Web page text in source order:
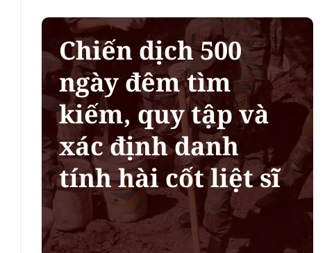
Chiến dịch 500
ngày đêm tìm
kiếm, quy tập và
xác định danh
tính hài cốt liệt sĩ